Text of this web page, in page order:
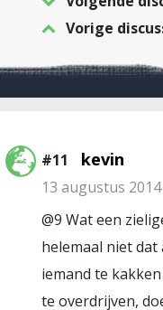
Vorige
#11 kevin
13 augustus 2014
@9 Wat een
helemaal niet dat
iemand te
te overdrijven,